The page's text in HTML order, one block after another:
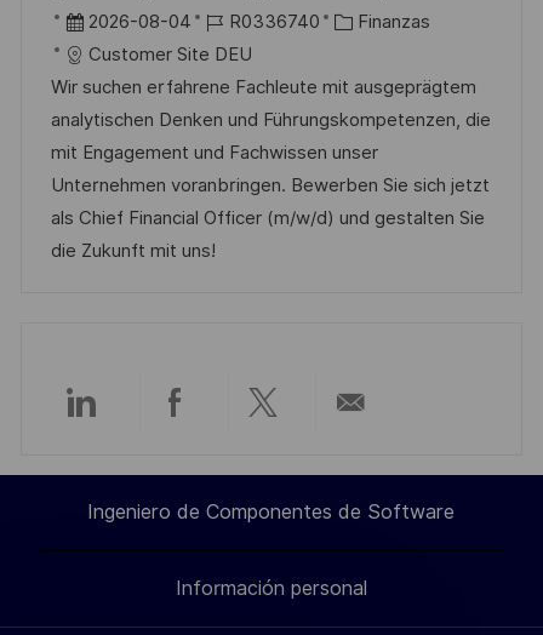
c
a
c
i
ó
n
b
c
a
c
i
ó
n
F
e
c
h
a
d
e
p
c
c
2026-08-04
I
D
d
e
e
m
p
l
R0336740
C
t
e
g
o
Finanzas
Customer Site DEU
Wir suchen erfahrene Fachleute mit ausgeprägtem
analytischen Denken und Führungskompetenzen, die
mit Engagement und Fachwissen unser
Unternehmen voranbringen. Bewerben Sie sich jetzt
als Chief Financial Officer (m/w/d) und gestalten Sie
die Zukunft mit uns!
Compartir
a
través
Compartir
a
través
de
Compartir
a
través
de
por
correo
electrónico
Ingeniero de Componentes de Software
Información personal